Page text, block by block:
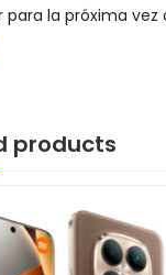
para la próxima
products